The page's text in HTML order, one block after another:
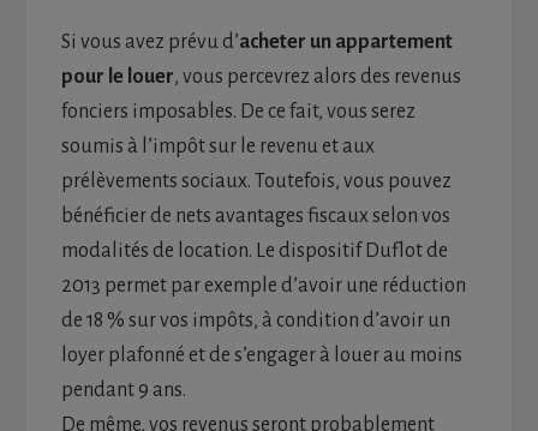
Si vous avez prévu d’acheter un appartement
pour le louer, vous percevrez alors des revenus
fonciers imposables. De ce fait, vous serez
soumis à l’impôt sur le revenu et aux
prélèvements sociaux. Toutefois, vous pouvez
bénéficier de nets avantages fiscaux selon vos
modalités de location. Le dispositif Duflot de
2013 permet par exemple d’avoir une réduction
de 18 % sur vos impôts, à condition d’avoir un
loyer plafonné et de s’engager à louer au moins
pendant 9 ans.
De même, vos revenus seront probablement